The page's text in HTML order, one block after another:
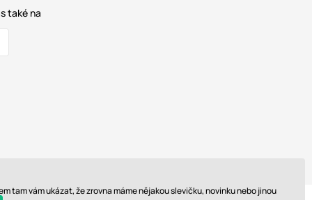
také na
tam vám ukázat, že zrovna máme nějakou slevičku, novinku nebo jinou